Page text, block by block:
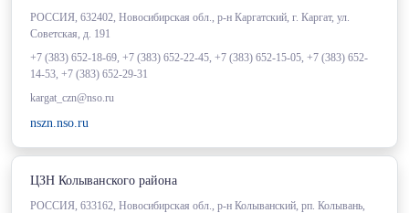
РОССИЯ, 632402, Новосибирская обл., р-н Каргатский, г. Каргат, ул.
Советская, д. 191
+7 (383) 652-18-69, +7 (383) 652-22-45, +7 (383) 652-15-05, +7 (383) 652-
14-53, +7 (383) 652-29-31
kargat_czn@nso.ru
nszn.nso.ru
ЦЗН Колыванского района
РОССИЯ, 633162, Новосибирская обл., р-н Колыванский, рп. Колывань,